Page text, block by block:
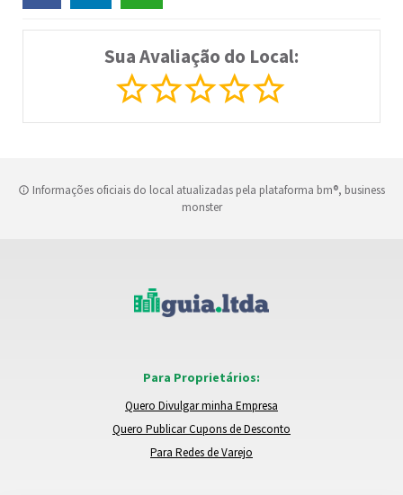
Sua Avaliação do Local:
Informações oficiais do local atualizadas pela plataforma bm®, business
monster
Para Proprietários:
Quero Divulgar minha Empresa
Quero Publicar Cupons de Desconto
Para Redes de Varejo